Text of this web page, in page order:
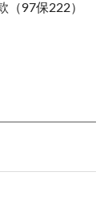
（97保222）